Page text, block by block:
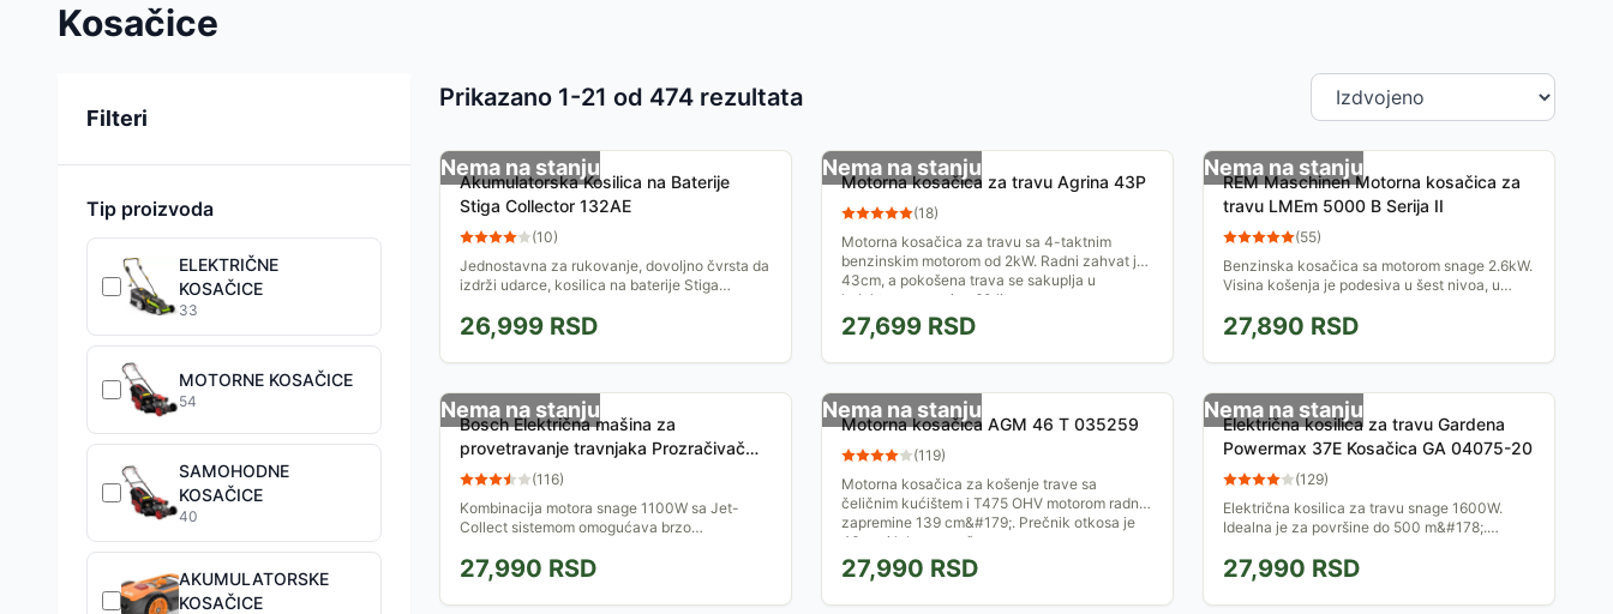
Kosačice
Filteri
Tip proizvoda
ELEKTRIČNE
KOSAČICE
33
MOTORNE KOSAČICE
54
SAMOHODNE
KOSAČICE
40
AKUMULATORSKE
KOSAČICE
Prikazano 1-21 od 474 rezultata
Sortiranje proizvoda
Nema na stanju
Akumulatorska Kosilica na Baterije
Stiga Collector 132AE
(10)
Jednostavna za rukovanje, dovoljno čvrsta da
izdrži udarce, kosilica na baterije Stiga
jednostavan posao. U srcu...
26,999 RSD
Nema na stanju
Motorna kosačica za travu Agrina 43P
(18)
Motorna kosačica za travu sa 4-taktnim
benzinskim motorom od 2kW. Radni zahvat je
43cm, a pokošena trava se sakuplja u
kolektor zapremine 60 litara....
27,699 RSD
Nema na stanju
REM Maschinen Motorna kosačica za
travu LMEm 5000 B Serija II
(55)
Benzinska kosačica sa motorom snage 2.6kW.
Visina košenja je podesiva u šest nivoa, u
51cm.
27,890 RSD
Nema na stanju
Bosch Električna mašina za
provetravanje travnjaka Prozračivač
AVR 1100 060088A100
(116)
Kombinacija motora snage 1100W sa Jet-
Collect sistemom omogućava brzo
napuni travom.
27,990 RSD
Nema na stanju
Motorna kosačica AGM 46 T 035259
(119)
Motorna kosačica za košenje trave sa
čeličnim kućištem i T475 OHV motorom radne
zapremine 139 cm&#179;. Prečnik otkosa je
46 cm i lako se može...
27,990 RSD
Nema na stanju
Električna kosilica za travu Gardena
Powermax 37E Kosačica GA 04075-20
(129)
Električna kosilica za travu snage 1600W.
Idealna je za površine do 500 m&#178;.
redovno održavanje Vašeg...
27,990 RSD